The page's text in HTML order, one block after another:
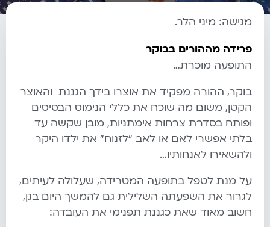
מגישה: מיני הלר.
פרידה מההורים בבוקר
התופעה מוכרת…
בוקר, ההורה מפקיד את אוצרו בידך הגננת והאוצר
הקטן, משום מה שוכח את כללי הנימוס הבסיסים
ופותח בסדרת צרחות אימתניות, מובן שקשה עד
בלתי אפשרי לאם או לאב “לזנוח” את ילדו היקר
ולהשאירו לאנחותיו…
על מנת לטפל בתופעה המטרידה, שעלולה לעיתים,
לגרור את השפעתה השלילית גם להמשך היום בגן,
חשוב מאוד שאת כגננת תפנימי את העובדה: